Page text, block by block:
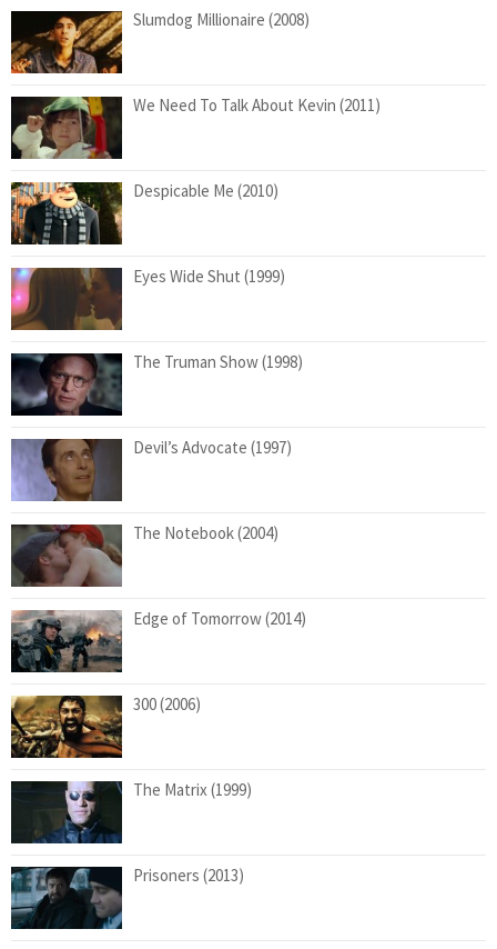
Slumdog Millionaire (2008)
We Need To Talk About Kevin (2011)
Despicable Me (2010)
Eyes Wide Shut (1999)
The Truman Show (1998)
Devil’s Advocate (1997)
The Notebook (2004)
Edge of Tomorrow (2014)
300 (2006)
The Matrix (1999)
Prisoners (2013)